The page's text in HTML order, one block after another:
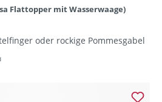
Flattopper mit Wasserwaage)
oder rockige Pommesgabel